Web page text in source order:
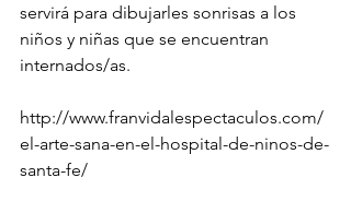
servirá para dibujarles sonrisas a los
niños y niñas que se encuentran
internados/as.
http://www.franvidalespectaculos.com/
el-arte-sana-en-el-hospital-de-ninos-de-
santa-fe/